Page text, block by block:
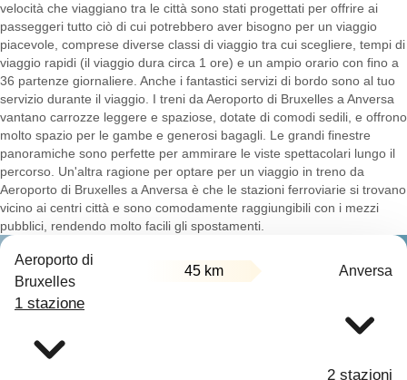
velocità che viaggiano tra le città sono stati progettati per offrire ai
passeggeri tutto ciò di cui potrebbero aver bisogno per un viaggio
piacevole, comprese diverse classi di viaggio tra cui scegliere, tempi di
viaggio rapidi (il viaggio dura circa 1 ore) e un ampio orario con fino a
36 partenze giornaliere. Anche i fantastici servizi di bordo sono al tuo
servizio durante il viaggio. I treni da Aeroporto di Bruxelles a Anversa
vantano carrozze leggere e spaziose, dotate di comodi sedili, e offrono
molto spazio per le gambe e generosi bagagli. Le grandi finestre
panoramiche sono perfette per ammirare le viste spettacolari lungo il
percorso. Un'altra ragione per optare per un viaggio in treno da
Aeroporto di Bruxelles a Anversa è che le stazioni ferroviarie si trovano
vicino ai centri città e sono comodamente raggiungibili con i mezzi
pubblici, rendendo molto facili gli spostamenti.
Aeroporto di
Bruxelles
45 km Anversa
1 stazione
2 stazioni